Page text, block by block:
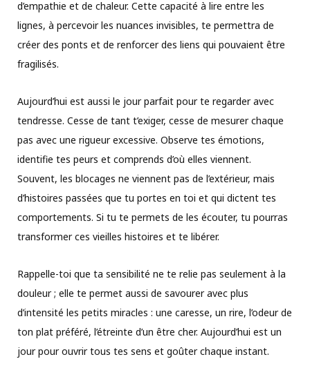
d’empathie et de chaleur. Cette capacité à lire entre les
lignes, à percevoir les nuances invisibles, te permettra de
créer des ponts et de renforcer des liens qui pouvaient être
fragilisés.
Aujourd’hui est aussi le jour parfait pour te regarder avec
tendresse. Cesse de tant t’exiger, cesse de mesurer chaque
pas avec une rigueur excessive. Observe tes émotions,
identifie tes peurs et comprends d’où elles viennent.
Souvent, les blocages ne viennent pas de l’extérieur, mais
d’histoires passées que tu portes en toi et qui dictent tes
comportements. Si tu te permets de les écouter, tu pourras
transformer ces vieilles histoires et te libérer.
Rappelle-toi que ta sensibilité ne te relie pas seulement à la
douleur ; elle te permet aussi de savourer avec plus
d’intensité les petits miracles : une caresse, un rire, l’odeur de
ton plat préféré, l’étreinte d’un être cher. Aujourd’hui est un
jour pour ouvrir tous tes sens et goûter chaque instant.